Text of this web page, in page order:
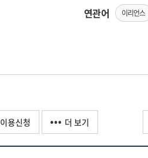
연관어 이리언스
용신청 더 보기